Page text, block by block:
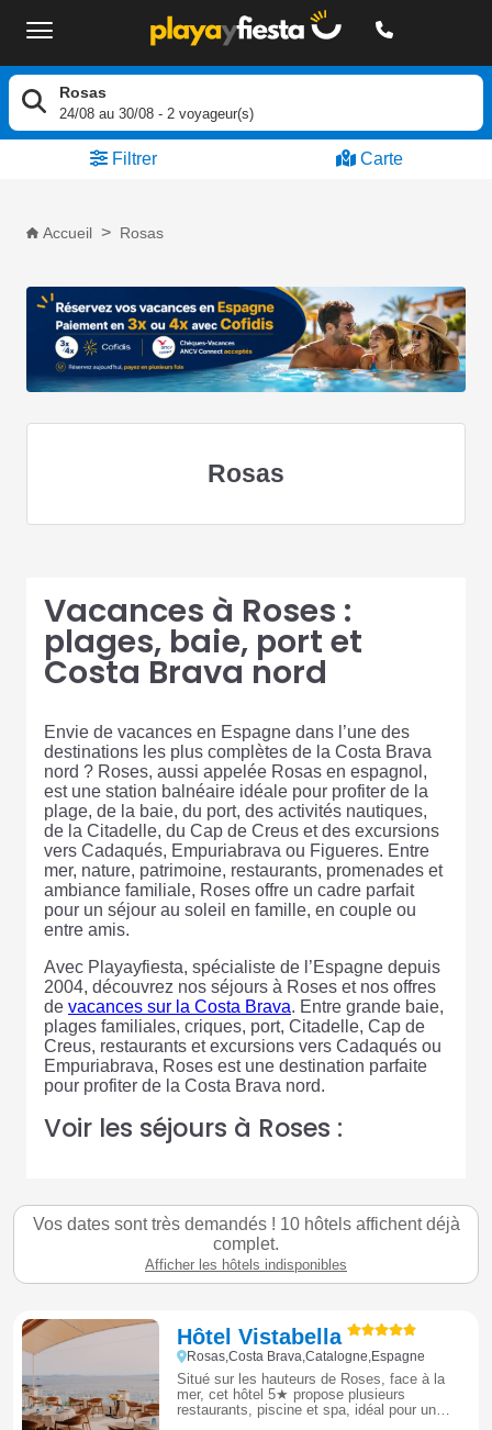
Rosas
24/08 au30/08 -2 voyageur(s)
Filtrer Carte
Accueil Rosas
Rosas
Vacances à Roses :
plages, baie, port et
Costa Brava nord
Envie de vacances en Espagne dans l’une des
destinations les plus complètes de la Costa Brava
nord ? Roses, aussi appelée Rosas en espagnol,
est une station balnéaire idéale pour profiter de la
plage, de la baie, du port, des activités nautiques,
de la Citadelle, du Cap de Creus et des excursions
vers Cadaqués, Empuriabrava ou Figueres. Entre
mer, nature, patrimoine, restaurants, promenades et
ambiance familiale, Roses offre un cadre parfait
pour un séjour au soleil en famille, en couple ou
entre amis.
Avec Playayfiesta, spécialiste de l’Espagne depuis
2004, découvrez nos séjours à Roses et nos offres
de vacances sur la Costa Brava. Entre grande baie,
plages familiales, criques, port, Citadelle, Cap de
Creus, restaurants et excursions vers Cadaqués ou
Empuriabrava, Roses est une destination parfaite
pour profiter de la Costa Brava nord.
Voir les séjours à Roses :
Vos dates sont très demandés ! 10 hôtels affichent déjà
complet.
Afficher les hôtels indisponibles
Hôtel Vistabella
Rosas,Costa Brava,Catalogne,Espagne
Situé sur les hauteurs de Roses, face à la
mer, cet hôtel 5★ propose plusieurs
restaurants, piscine et spa, idéal pour un